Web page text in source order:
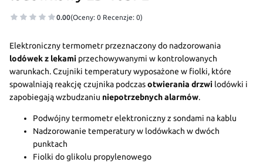
0.00(Oceny: 0 Recenzje: 0)
Elektroniczny termometr przeznaczony do nadzorowania
lodówek z lekami przechowywanymi w kontrolowanych
warunkach. Czujniki temperatury wyposażone w fiolki, które
spowalniają reakcję czujnika podczasotwierania drzwi lodówki i
zapobiegają wzbudzaniu niepotrzebnych alarmów.
Podwójny termometr elektroniczny z sondami na kablu
Nadzorowanie temperatury w lodówkach w dwóch
punktach
Fiolki do glikolu propylenowego